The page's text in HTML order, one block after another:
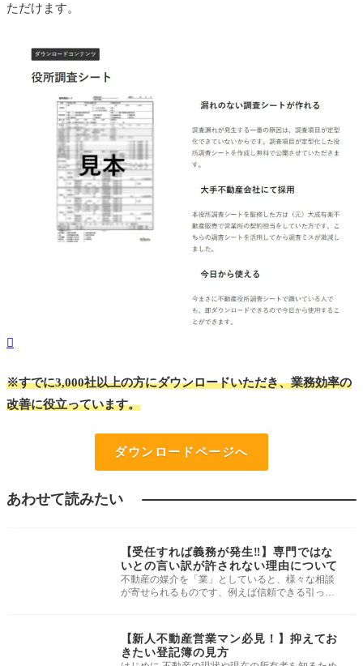
ただけます。
※すでに3,000社以上の方にダウンロードいただき、業務効率の
改善に役立っています。
ダウンロードページへ
あわせて読みたい
【受任すれば義務が発生‼】専門ではな
いとの言い訳が許されない理由について
不動産の媒介を「業」としていると、様々な相談
が寄せられるものです、例えば信頼できる引っ越
【新人不動産営業マン必見！】抑えてお
きたい登記簿の見方